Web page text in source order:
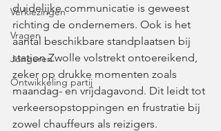
Verkiezingen
Vragen
Jongeren
Ontwikkeling partij
duidelijke communicatie is geweest
richting de ondernemers. Ook is het
aantal beschikbare standplaatsen bij
station Zwolle volstrekt ontoereikend,
zeker op drukke momenten zoals
maandag- en vrijdagavond. Dit leidt tot
verkeersopstoppingen en frustratie bij
zowel chauffeurs als reizigers.